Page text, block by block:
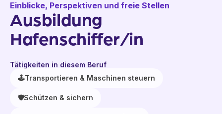
Einblicke, Perspektiven und freie Stellen
Ausbildung
Hafenschiffer/in
Tätigkeiten in diesem Beruf
🕹️Transportieren & Maschinen steuern
🛡️Schützen & sichern